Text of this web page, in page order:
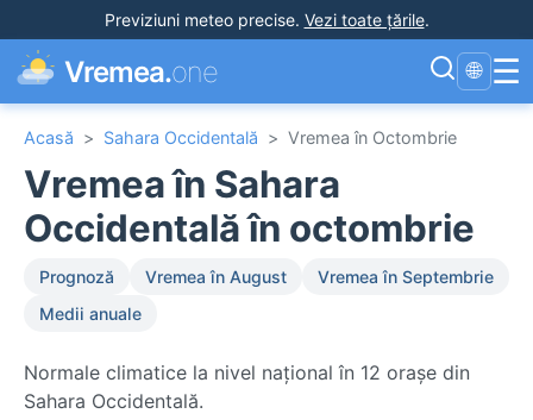
Previziuni meteo precise. Vezi toate țările.
Vremea.one 🌐 ☰
Acasă > Sahara Occidentală > Vremea în Octombrie
Vremea în Sahara
Occidentală în octombrie
Prognoză Vremea în August
Vremea în Septembrie
Medii anuale
Normale climatice la nivel național în 12 orașe din
Sahara Occidentală.